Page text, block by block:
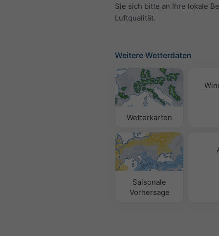
Sie sich bitte an Ihre lokale
Luftqualität.
Weitere Wetterdaten
Wetterkarten
Saisonale
Vorhersage